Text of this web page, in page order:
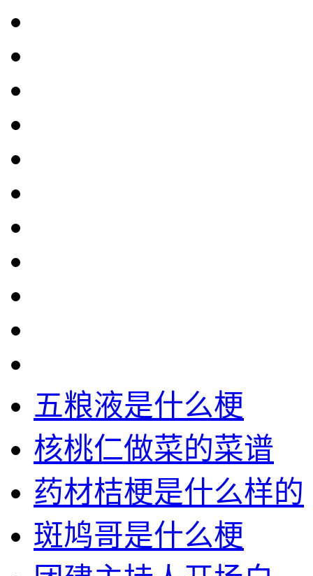
五粮液是什么梗
核桃仁做菜的菜谱
药材桔梗是什么样的
斑鸠哥是什么梗